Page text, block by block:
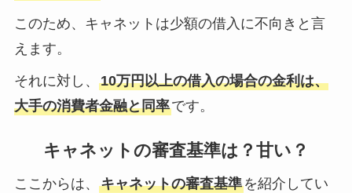
このため、キャネットは少額の借入に不向きと言
えます。
それに対し、 10万円以上の借入の場合の金利は、
大手の消費者金融と同率です。
キャネットの審査基準は？甘い？
ここからは、 キャネットの審査基準を紹介してい